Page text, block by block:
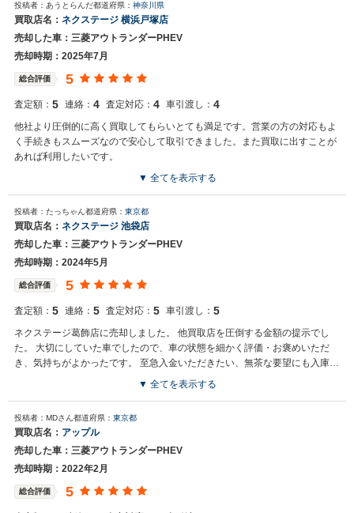
お願いしたし、あれだけ自信をもっているし、もしかしたら上振れするかも
しれないと思い、半信半疑ながら査定をお願いしたところ、さらに頭２つく
らい飛び越えた査定額を提示して下さいました。これで思い残す事はないと
思い、売却する決断ができました。 対応も丁寧で、車両引き渡し時期なども
余裕を持って設定してもらえたり、必要書類などの事務手続きの案内も分か
りやすかったです。総じて満足のいくものだったと思います。
お世話になっております。株式会社ネクステージでございます。この
度はネクステージをご利用いただきまして誠にありがとうございまし
た。弊社スタッフの接客をお褒め頂き光栄です。今後もご満足いただ
けるよう精進してまいります。スタッフ一同、またのご利用お待ちし
投稿者：あうとらんだ都道府県： 神奈川県
買取店名： ネクステージ 横浜戸塚店
売却した車：三菱アウトランダーPHEV
売却時期：2025年7月
総合評価 5
査定額： 5 連絡： 4 査定対応： 4 車引渡し： 4
他社より圧倒的に高く買取してもらいとても満足です。営業の方の対応もよ
く手続きもスムーズなので安心して取引できました。また買取に出すことが
あれば利用したいです。
買取店からの返信
お世話になっております。 株式会社ネクステージでございます。 この
度はネクステージをご利用いただきまして誠にありがとうございまし
た。 弊社ではアウトランダーPHEVのようなSUVの専門店を展開して
いる関係もあり、大変得意な車種となっております。SUVの他にもミ
た機会がございましたら是非お力添えできれば幸いでございます。 今
後とも宜しくお願い申し上げます。
▼ 全てを表示する
投稿者：たっちゃん都道府県： 東京都
買取店名： ネクステージ 池袋店
売却した車：三菱アウトランダーPHEV
売却時期：2024年5月
総合評価 5
査定額： 5 連絡： 5 査定対応： 5 車引渡し： 5
ネクステージ葛飾店に売却しました。 他買取店を圧倒する金額の提示でし
た。 大切にしていた車でしたので、車の状態を細かく評価・お褒めいただ
き、気持ちがよかったです。 至急入金いただきたい、無茶な要望にも入庫完
了・書類提出後2営業日で対応していただけました。 今回の取引に大変感謝
買取店からの返信
お世話になっております。 株式会社ネクステージでございます。 この
度はネクステージをご利用いただきまして誠にありがとうございまし
た。 弊社スタッフの接客をお褒め頂き光栄です。 今後もご満足いただ
けるよう精進してまいります。 スタッフ一同、またのご利用お待ちし
▼ 全てを表示する
投稿者：MDさん都道府県： 東京都
買取店名： アップル
売却した車：三菱アウトランダーPHEV
売却時期：2022年2月
総合評価 5